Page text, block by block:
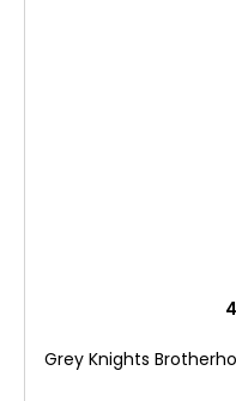
Grey Knights